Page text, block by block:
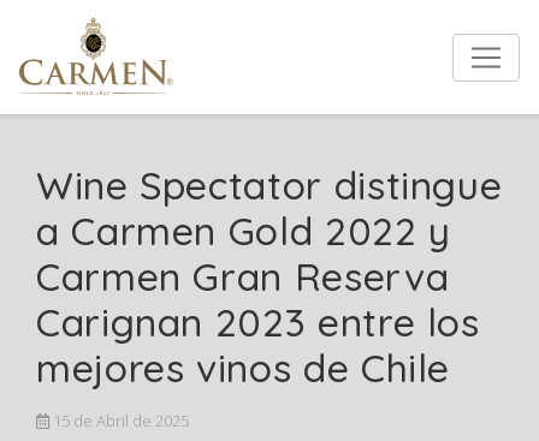
Wine Spectator distingue
a Carmen Gold 2022 y
Carmen Gran Reserva
Carignan 2023 entre los
mejores vinos de Chile
15 de Abril de 2025